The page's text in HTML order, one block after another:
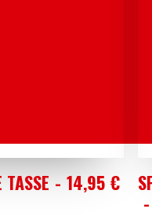
14,95 €